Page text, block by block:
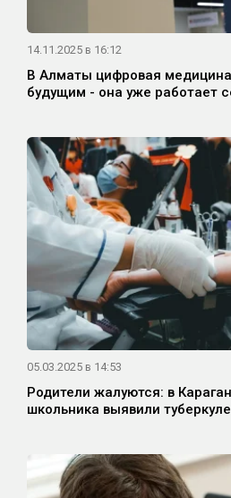
14.11.2025 в 16:12
В Алматы цифровая
будущим - она уже работает
05.03.2025 в 14:53
Родители жалуются: в
школьника выявили